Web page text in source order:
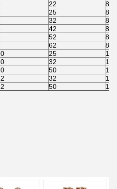
22
8
25
8
32
8
42
8
52
8
62
8
25
10
32
10
50
10
32
12
50 12